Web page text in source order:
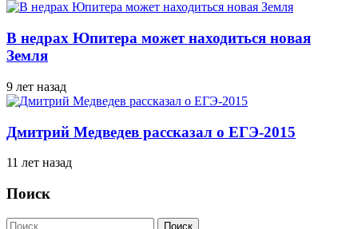
В недрах Юпитера может находиться новая
Земля
9 лет назад
Дмитрий Медведев рассказал о ЕГЭ-2015
11 лет назад
Поиск
Найти: